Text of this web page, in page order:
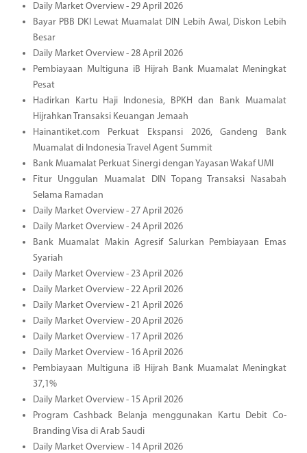
Daily Market Overview - 29 April 2026
Bayar PBB DKI Lewat Muamalat DIN Lebih Awal, Diskon Lebih
Besar
Daily Market Overview - 28 April 2026
Pembiayaan Multiguna iB Hijrah Bank Muamalat Meningkat
Pesat
Hadirkan Kartu Haji Indonesia, BPKH dan Bank Muamalat
Hijrahkan Transaksi Keuangan Jemaah
Hainantiket.com Perkuat Ekspansi 2026, Gandeng Bank
Muamalat di Indonesia Travel Agent Summit
Bank Muamalat Perkuat Sinergi dengan Yayasan Wakaf UMI
Fitur Unggulan Muamalat DIN Topang Transaksi Nasabah
Selama Ramadan
Daily Market Overview - 27 April 2026
Daily Market Overview - 24 April 2026
Bank Muamalat Makin Agresif Salurkan Pembiayaan Emas
Syariah
Daily Market Overview - 23 April 2026
Daily Market Overview - 22 April 2026
Daily Market Overview - 21 April 2026
Daily Market Overview - 20 April 2026
Daily Market Overview - 17 April 2026
Daily Market Overview - 16 April 2026
Pembiayaan Multiguna iB Hijrah Bank Muamalat Meningkat
37,1%
Daily Market Overview - 15 April 2026
Program Cashback Belanja menggunakan Kartu Debit Co-
Branding Visa di Arab Saudi
Daily Market Overview - 14 April 2026